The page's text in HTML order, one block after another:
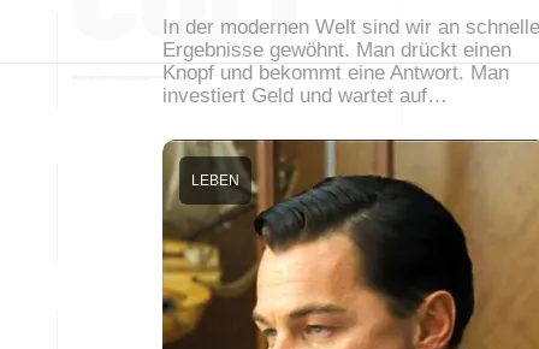
In der modernen Welt sind wir an schnelle
Ergebnisse gewöhnt. Man drückt einen
Knopf und bekommt eine Antwort. Man
investiert Geld und wartet auf…
LEBEN